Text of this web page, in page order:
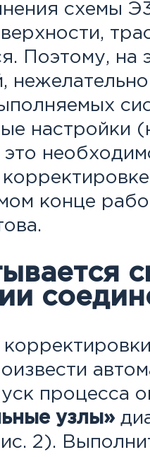
схемы
Поэтому, на
настройки
это
конце
процесса
узлы»
2).